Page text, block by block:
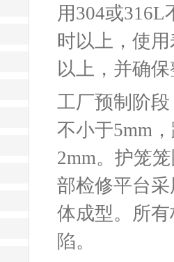
用304或316L
时以上，使
以上，并确
工厂预制阶
不小于5mm
2mm。护笼
部检修平台
体成型。所
陷。